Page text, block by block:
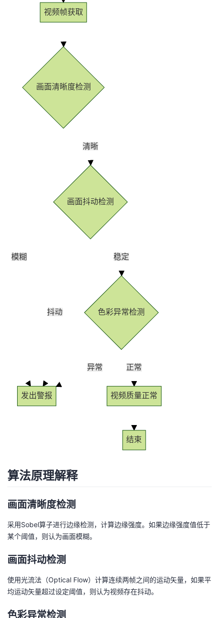
模糊
清晰
抖动
稳定
异常 正常
视频帧获取
画面清晰度检测
发出警报
画面抖动检测
色彩异常检测
视频质量正常
结束
算法原理解释
画面清晰度检测
采用Sobel算子进行边缘检测，计算边缘强度。如果边缘强度值低于
某个阈值，则认为画面模糊。
画面抖动检测
使用光流法（Optical Flow）计算连续两帧之间的运动矢量，如果平
均运动矢量超过设定阈值，则认为视频存在抖动。
色彩异常检测